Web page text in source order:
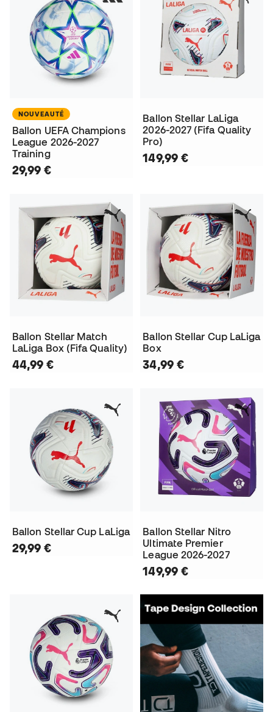
NOUVEAUTÉ
Ballon UEFA Champions
League 2026-2027
Training
29,99 €
Ballon Stellar LaLiga
2026-2027 (Fifa Quality
Pro)
149,99 €
Ballon Stellar Match
LaLiga Box (Fifa Quality)
44,99 €
Ballon Stellar Cup LaLiga
Box
34,99 €
Ballon Stellar Cup LaLiga
29,99 €
Ballon Stellar Nitro
Ultimate Premier
League 2026-2027
149,99 €